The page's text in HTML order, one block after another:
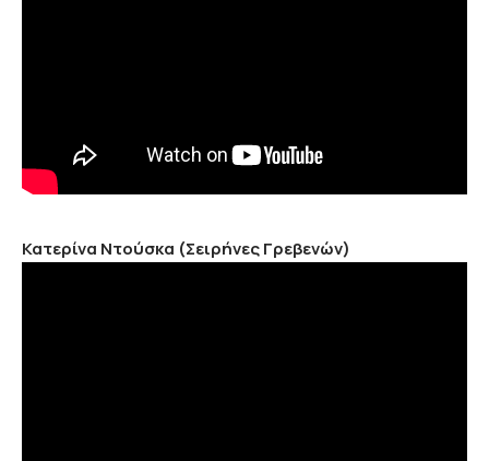
Κατερίνα Ντούσκα (Σειρήνες Γρεβενών)